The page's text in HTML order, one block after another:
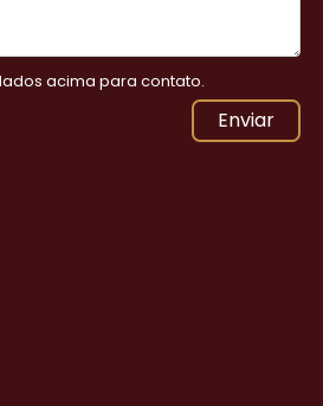
acima para contato.
Enviar